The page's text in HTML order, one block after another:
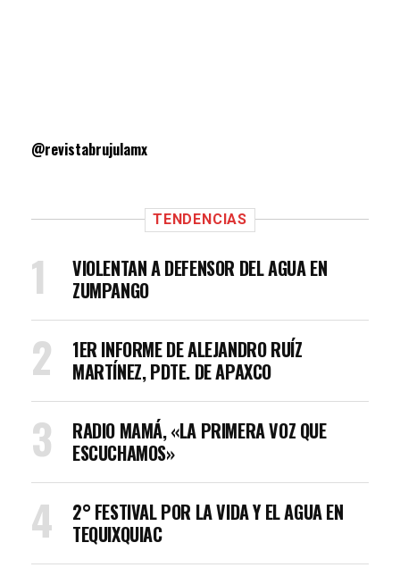
@revistabrujulamx
TENDENCIAS
VIOLENTAN A DEFENSOR DEL AGUA EN
ZUMPANGO
1ER INFORME DE ALEJANDRO RUÍZ
MARTÍNEZ, PDTE. DE APAXCO
RADIO MAMÁ, «LA PRIMERA VOZ QUE
ESCUCHAMOS»
2° FESTIVAL POR LA VIDA Y EL AGUA EN
TEQUIXQUIAC